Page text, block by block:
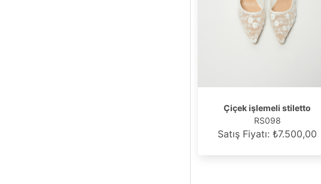
Çiçek işlemeli stiletto
RS098
Satış Fiyatı: ₺7.500,00